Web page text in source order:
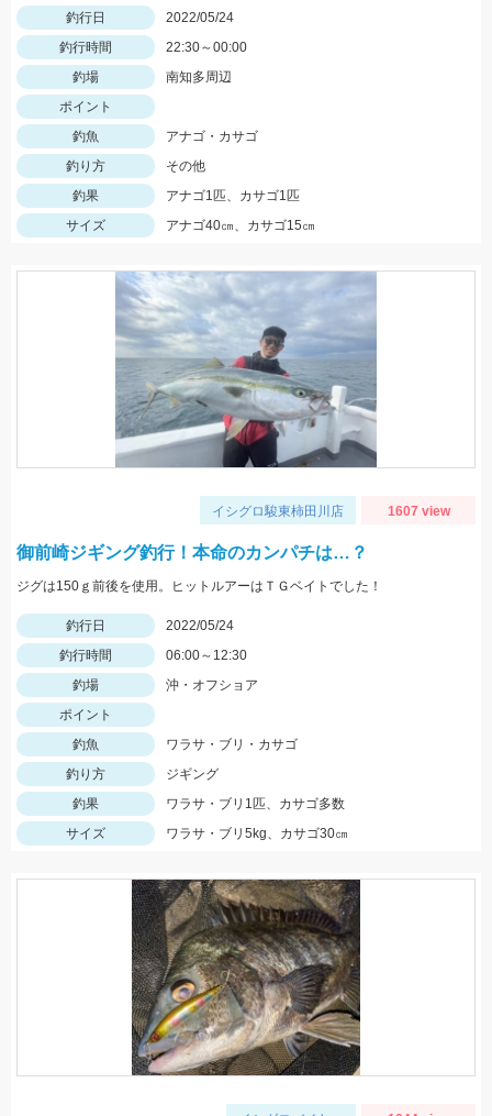
釣行日
2022/05/24
釣行時間
22:30～00:00
釣場
南知多周辺
ポイント
釣魚
アナゴ・カサゴ
釣り方
その他
釣果
アナゴ1匹、カサゴ1匹
サイズ
アナゴ40㎝、カサゴ15㎝
イシグロ駿東柿田川店 1607 view
御前崎ジギング釣行！本命のカンパチは…？
ジグは150ｇ前後を使用。ヒットルアーはＴＧベイトでした！
釣行日
2022/05/24
釣行時間
06:00～12:30
釣場
沖・オフショア
ポイント
釣魚
ワラサ・ブリ・カサゴ
釣り方
ジギング
釣果
ワラサ・ブリ1匹、カサゴ多数
サイズ
ワラサ・ブリ5kg、カサゴ30㎝